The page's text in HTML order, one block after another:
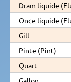
Dram liquide
Once liquide
Gill
Pinte (Pint)
Quart
Gallon